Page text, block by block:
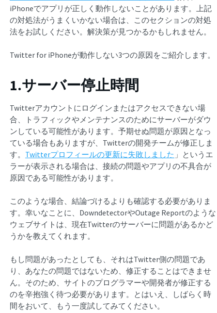
iPhoneでアプリが正しく動作しないことがあります。上記
の対処法がうまくいかない場合は、このセクションの対処
法をお試しください。解決策が見つかるかもしれません。
Twitter for iPhoneが動作しない3つの原因をご紹介します。
1.サーバー停止時間
Twitterアカウントにログインまたはアクセスできない場
合、トラフィックやメンテナンスのためにサーバーがダウ
ンしている可能性があります。予期せぬ問題が原因となっ
ている場合もありますが、Twitterの開発チームが修正しま
す。 Twitterプロフィールの更新に失敗しました 」というエ
ラーが表示される場合は、接続の問題やアプリの不具合が
原因である可能性があります。
このような場合、結論づけるよりも確認する必要がありま
す。幸いなことに、DowndetectorやOutage Reportのような
ウェブサイトは、現在Twitterのサーバーに問題があるかど
うかを教えてくれます。
もし問題があったとしても、それはTwitter側の問題であ
り、あなたの問題ではないため、修正することはできませ
ん。そのため、サイトのプログラマーや開発者が修正する
のを辛抱強く待つ必要があります。とはいえ、しばらく時
間をおいて、もう一度試してみてください。